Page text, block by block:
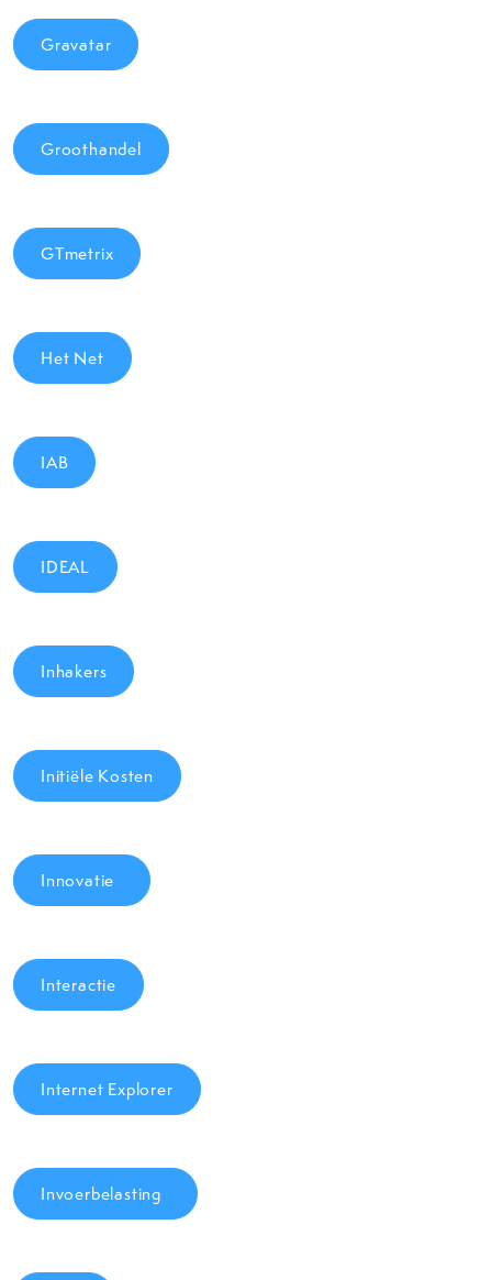
Gravatar
Groothandel
GTmetrix
Het Net
IAB
IDEAL
Inhakers
Initiële Kosten
Innovatie
Interactie
Internet Explorer
Invoerbelasting